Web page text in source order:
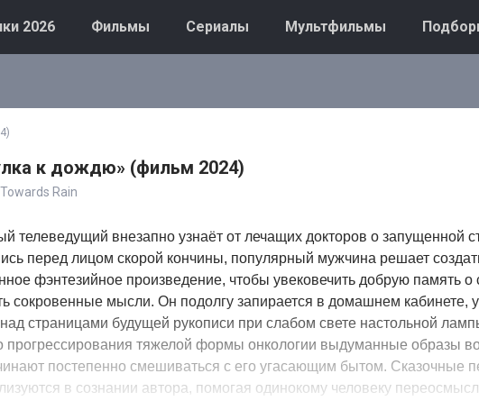
2026 Фильмы Сериалы Мультфильмы
к дождю» (фильм 2024)
Rain
телеведущий внезапно узнаёт от лечащих докторов о запущенной
перед лицом скорой кончины, популярный мужчина решает
фэнтезийное произведение, чтобы увековечить добрую память о
сокровенные мысли. Он подолгу запирается в домашнем кабинете,
страницами будущей рукописи при слабом свете настольной
прогрессирования тяжелой формы онкологии выдуманные образы
постепенно смешиваться с его угасающим бытом. Сказочные
в сознании автора, помогая одинокому человеку